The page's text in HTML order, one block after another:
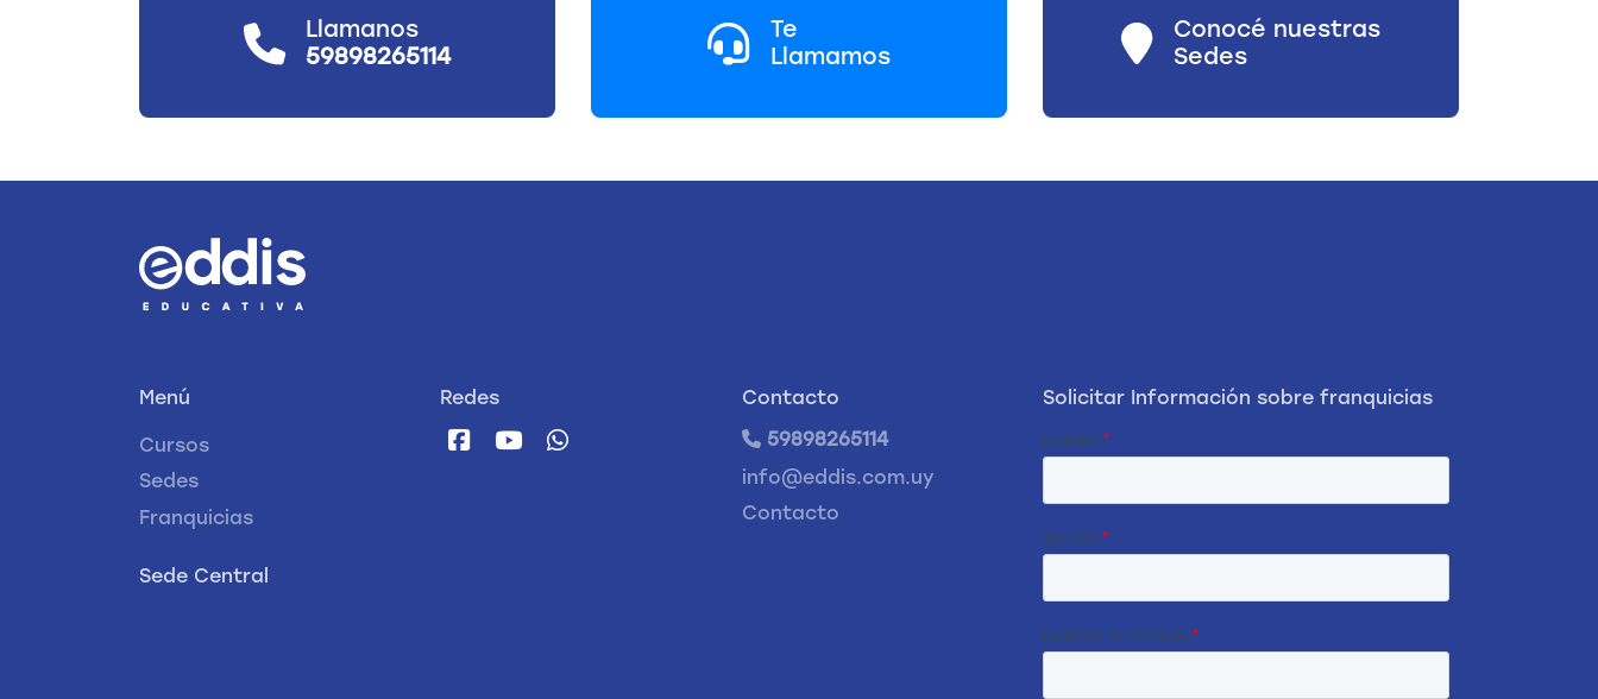
Llamanos
59898265114
Te
Llamamos
Conocé nuestras
Sedes
Menú
Cursos
Sedes
Franquicias
Redes
Contacto
59898265114
info@eddis.com.uy
Contacto
Sede Central
Solicitar Información sobre franquicias